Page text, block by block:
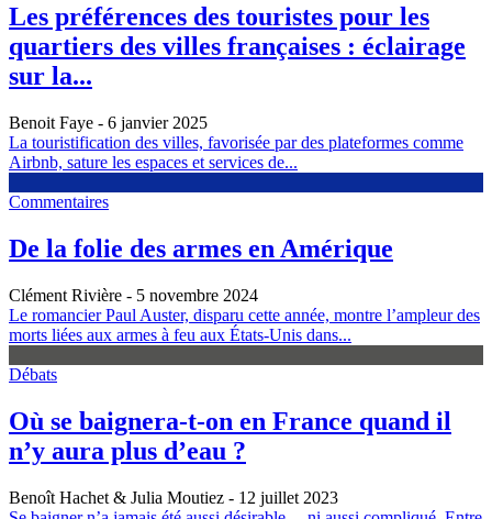
Les préférences des touristes pour les
quartiers des villes françaises : éclairage
sur la...
Benoit Faye - 6 janvier 2025
La touristification des villes, favorisée par des plateformes comme
Airbnb, sature les espaces et services de...
Commentaires
De la folie des armes en Amérique
Clément Rivière - 5 novembre 2024
Le romancier Paul Auster, disparu cette année, montre l’ampleur des
morts liées aux armes à feu aux États-Unis dans...
Débats
Où se baignera-t-on en France quand il
n’y aura plus d’eau ?
Benoît Hachet & Julia Moutiez - 12 juillet 2023